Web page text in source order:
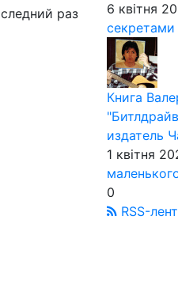
раз
6 квітня
секретами
Книга
издатель
1 квітня
0
RSS-